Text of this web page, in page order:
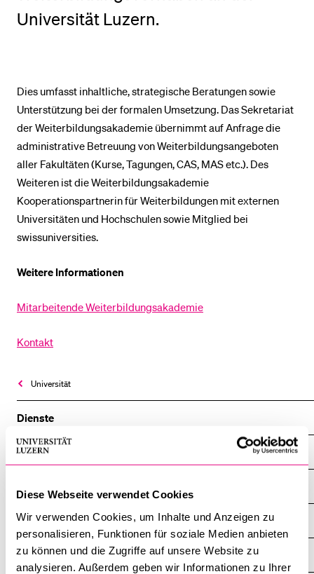
Diese Webseite verwendet Cookies
Wir verwenden Cookies, um Inhalte und Anzeigen zu
personalisieren, Funktionen für soziale Medien anbieten
zu können und die Zugriffe auf unsere Website zu
analysieren. Außerdem geben wir Informationen zu Ihrer
Universität
Dienste
Übersicht
Facility Management
Finanz- und Rechnungswesen
Universität Luzern.
Dies umfasst inhaltliche, strategische Beratungen sowie
Unterstützung bei der formalen Umsetzung. Das Sekretariat
der Weiterbildungsakademie übernimmt auf Anfrage die
administrative Betreuung von Weiterbildungsangeboten
aller Fakultäten (Kurse, Tagungen, CAS, MAS etc.). Des
Weiteren ist die Weiterbildungsakademie
Kooperationspartnerin für Weiterbildungen mit externen
Universitäten und Hochschulen sowie Mitglied bei
swissuniversities.
Weitere Informationen
Mitarbeitende Weiterbildungsakademie
Kontakt
Bibliothek
Sportangebot
Menuplan Mensa
Anmeldung und Zulassung